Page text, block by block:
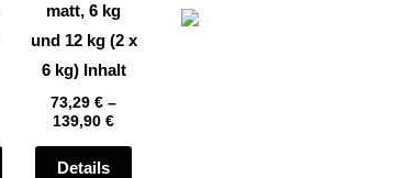
Produktseite
gewählt
werden
matt, 6 kg
und 12 kg (2 x
6 kg) Inhalt
73,29 € –
139,90 €
Details
der